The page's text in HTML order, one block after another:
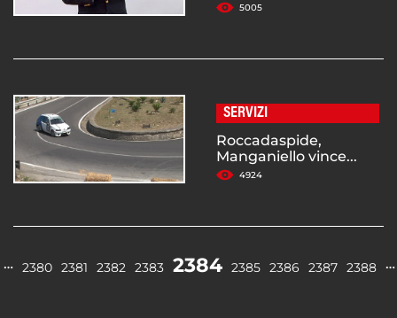
5005
SERVIZI
Roccadaspide,
Manganiello vince...
4924
… 2380 2381 2382 2383 2384 2385 2386 2387 2388 …